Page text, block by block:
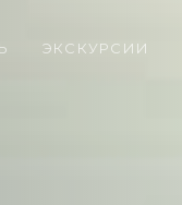
ЭКСКУРСИИ